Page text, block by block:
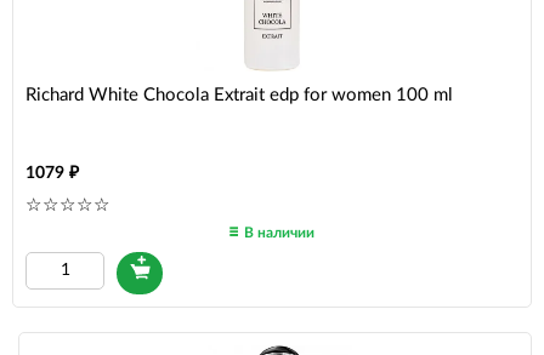
Richard White Chocola Extrait edp for women 100 ml
1079
В наличии